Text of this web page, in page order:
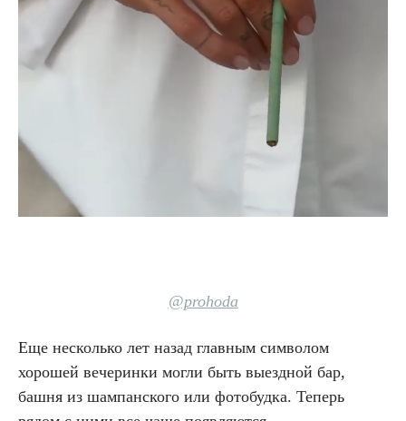
@prohoda
Еще несколько лет назад главным символом
хорошей вечеринки могли быть выездной бар,
башня из шампанского или фотобудка. Теперь